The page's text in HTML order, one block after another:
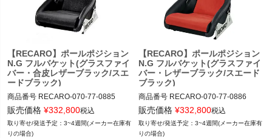
【RECARO】ポールポジション
N.G フルバケット(グラスファイ
バー・合皮レザーブラック/スエ
ードブラック)
商品番号 RECARO-070-77-0885
RECARO-070_77_0885
12TGW"RECARO-070.77.0885"
販売価格 ¥332,800税込
3~4週間(メーカー在庫有
りの場合)
【RECARO】ポールポジション
N.G フルバケット(グラスファイ
バー・レザーブラック/スエード
ブラック)
商品番号 RECARO-070-77-0886
RECARO-070_77_0886
12TGW"RECARO-070.77.0886"
販売価格 ¥332,800税込
3~4週間(メーカー在庫有
りの場合)